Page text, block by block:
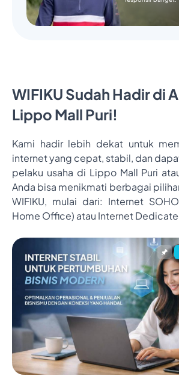
WIFIKU Sudah Hadir di
Lippo Mall Puri!
Kami hadir lebih dekat untuk
internet yang cepat, stabil, dan
pelaku usaha di Lippo Mall Puri
Anda bisa menikmati berbagai
WIFIKU, mulai dari: Internet
Home Office) atau Internet